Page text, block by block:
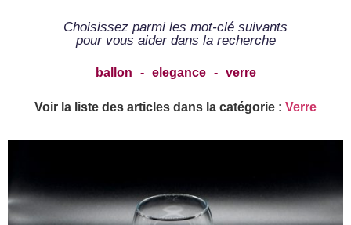
Choisissez parmi les mot-clé suivants
pour vous aider dans la recherche
ballon - elegance - verre
Voir la liste des articles dans la catégorie : Verre